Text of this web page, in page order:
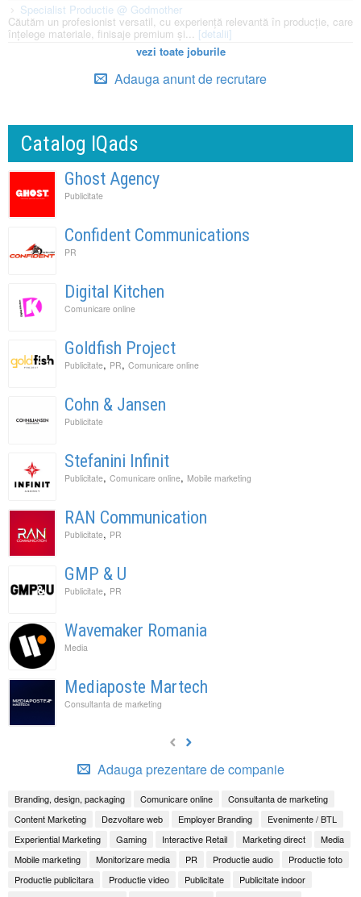
Specialist Productie @ Godmother
Căutăm un profesionist versatil, cu experiență relevantă în producție, care
înțelege materiale, finisaje premium și... [detalii]
vezi toate joburile
Adauga anunt de recrutare
Catalog IQads
Ghost Agency
Publicitate
Confident Communications
PR
Digital Kitchen
Comunicare online
Goldfish Project
Publicitate, PR, Comunicare online
Cohn & Jansen
Publicitate
Stefanini Infinit
Publicitate, Comunicare online, Mobile marketing
RAN Communication
Publicitate, PR
GMP & U
Publicitate, PR
Wavemaker Romania
Media
Mediaposte Martech
Consultanta de marketing
Adauga prezentare de companie
Branding, design, packaging Comunicare online
Consultanta de marketing
Content Marketing
Dezvoltare web Employer Branding
Evenimente / BTL
Experiential Marketing
Gaming Interactive Retail Marketing direct
Media
Mobile marketing
Monitorizare media PR Productie audio
Productie foto
Productie publicitara
Productie video Publicitate
Publicitate indoor